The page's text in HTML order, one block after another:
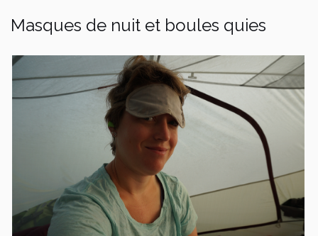
Masques de nuit et boules quies